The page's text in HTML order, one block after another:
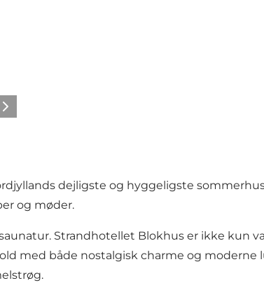
Næste
dejligste og hyggeligste
og møder.
Strandhotellet Blokhus er ikke kun
med både nostalgisk charme og